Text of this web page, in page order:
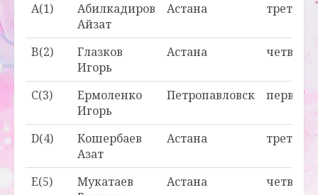
A(1)
Абилкадиров
Айзат
Астана третья
B(2)
Глазков
Игорь
Астана
C(3)
Ермоленко
Игорь
Петропавловск первая
D(4)
Кошербаев
Азат
Астана третья
E(5)
Мукатаев
Астана